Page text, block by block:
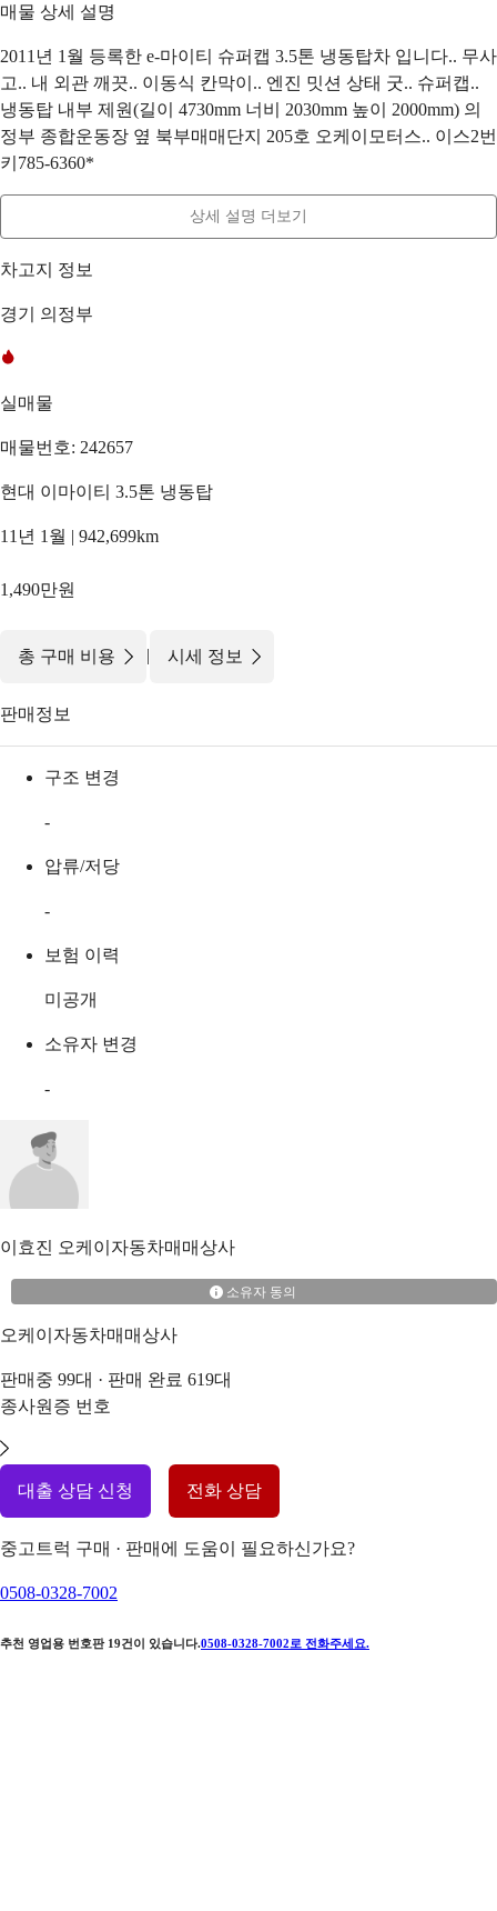
매물 상세 설명
2011년 1월 등록한 e-마이티 슈퍼캡 3.5톤 냉동탑차 입니다.. 무사
고.. 내 외관 깨끗.. 이동식 칸막이.. 엔진 밋션 상태 굿.. 슈퍼캡..
냉동탑 내부 제원(길이 4730mm 너비 2030mm 높이 2000mm) 의
정부 종합운동장 옆 북부매매단지 205호 오케이모터스.. 이스2번
키785-6360*
상세 설명 더보기
차고지 정보
경기 의정부
실매물
매물번호: 242657
현대 이마이티 3.5톤 냉동탑
11년 1월 | 942,699km
1,490만원
총 구매 비용 | 시세 정보
판매정보
구조 변경
-
압류/저당
-
보험 이력
미공개
소유자 변경
-
이효진 오케이자동차매매상사
소유자 동의
오케이자동차매매상사
판매중 99대 · 판매 완료 619대
종사원증 번호
대출 상담 신청 전화 상담
중고트럭 구매 · 판매에 도움이 필요하신가요?
0508-0328-7002
추천 영업용 번호판 19건이 있습니다.0508-0328-7002 로 전화주세요.